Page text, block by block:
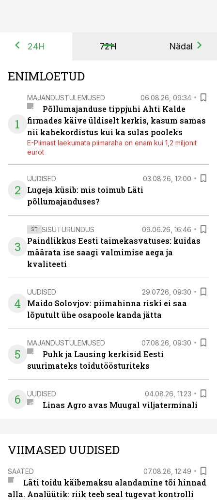
24H 72H Nädal
ENIMLOETUD
1
MAJANDUSTULEMUSED 06.08.26, 09:34
Põllumajanduse tippjuhi Ahti Kalde
firmades käive üldiselt kerkis, kasum samas
nii kahekordistus kui ka sulas pooleks
E-Piimast laekumata piimaraha on enam kui 1,2 miljonit
eurot
2
UUDISED 03.08.26, 12:00
Lugeja küsib: mis toimub Läti
põllumajanduses?
3
ST SISUTURUNDUS 09.06.26, 16:46
Paindlikkus Eesti taimekasvatuses: kuidas
määrata ise saagi valmimise aega ja
kvaliteeti
4
UUDISED 29.07.26, 09:30
Maido Solovjov: piimahinna riski ei saa
lõputult ühe osapoole kanda jätta
5
MAJANDUSTULEMUSED 07.08.26, 09:30
Puhk ja Lausing kerkisid Eesti
suurimateks toidutöösturiteks
6 UUDISED 04.08.26, 11:23
Linas Agro avas Muugal viljaterminali
VIIMASED UUDISED
SAATED 07.08.26, 12:49
Läti toidu käibemaksu alandamine tõi hinnad
alla. Analüütik: riik teeb seal tugevat kontrolli